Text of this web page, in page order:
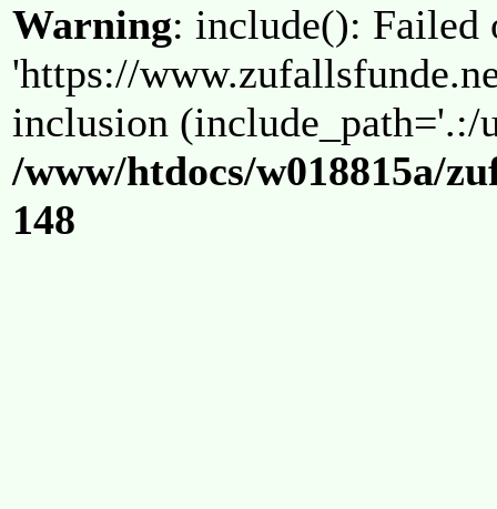
Warning: include(): Failed
'https://
inclusion (include_path='.:/
/www/htdocs/w018815a/
148